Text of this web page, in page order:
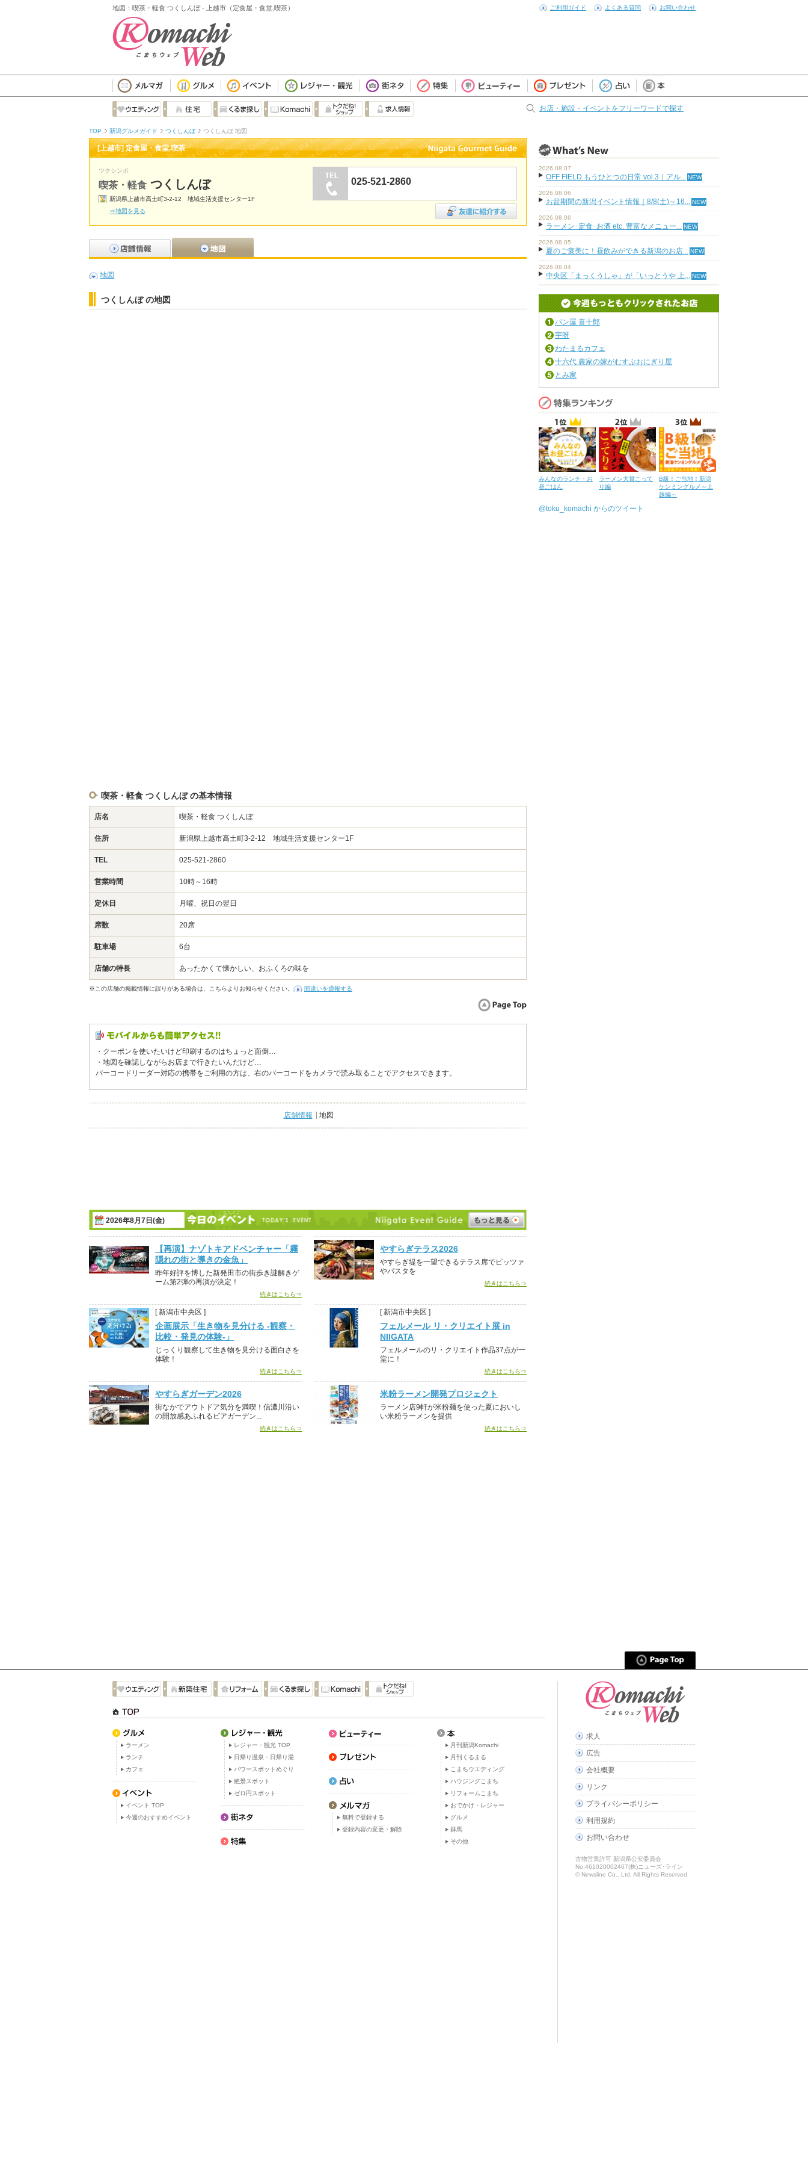
地図：喫茶・軽食 つくしんぼ - 上越市（定食屋・食堂,喫茶） ご利用ガイド よくある質問 お問い合わせ
お店・施設・イベントをフリーワードで探す
TOP 新潟グルメガイド つくしんぼ つくしんぼ 地図
[上越市] 定食屋・食堂,喫茶
ツクシンボ
喫茶・軽食 つくしんぼ
新潟県上越市高土町3-2-12 地域生活支援センター1F
⇒地図を見る
025-521-2860
地図
つくしんぼ の地図
喫茶・軽食 つくしんぼ の基本情報
店名 喫茶・軽食 つくしんぼ
住所 新潟県上越市高土町3-2-12 地域生活支援センター1F
TEL 025-521-2860
営業時間 10時～16時
定休日 月曜、祝日の翌日
席数 20席
駐車場 6台
店舗の特長 あったかくて懐かしい、おふくろの味を
※この店舗の掲載情報に誤りがある場合は、こちらよりお知らせください。 間違いを通報する
・クーポンを使いたいけど印刷するのはちょっと面倒…
・地図を確認しながらお店まで行きたいんだけど…
バーコードリーダー対応の携帯をご利用の方は、右のバーコードをカメラで読み取ることでアクセスできます。
店舗情報 地図
2026年8月7日(金)
【再演】ナゾトキアドベンチャー「霧
隠れの街と導きの金魚」
昨年好評を博した新発田市の街歩き謎解きゲ
ーム第2弾の再演が決定！
続きはこちら⇒
やすらぎテラス2026
やすらぎ堤を一望できるテラス席でピッツァ
やパスタを
続きはこちら⇒
[ 新潟市中央区 ]
企画展示「生き物を見分ける -観察・
比較・発見の体験-」
じっくり観察して生き物を見分ける面白さを
体験！
続きはこちら⇒
[ 新潟市中央区 ]
フェルメール リ・クリエイト展 in
NIIGATA
フェルメールのリ・クリエイト作品37点が一
堂に！
続きはこちら⇒
やすらぎガーデン2026
街なかでアウトドア気分を満喫！信濃川沿い
の開放感あふれるビアガーデン...
続きはこちら⇒
米粉ラーメン開発プロジェクト
ラーメン店9軒が米粉麺を使った夏においし
い米粉ラーメンを提供
続きはこちら⇒
2026.08.07
OFF FIELD もうひとつの日常 vol.3｜アル...
2026.08.06
お盆期間の新潟イベント情報｜8/8(土)～16...
2026.08.06
ラーメン･定食･お酒 etc. 豊富なメニュー...
2026.08.05
夏のご褒美に！昼飲みができる新潟のお店...
2026.08.04
中央区「まっくうしゃ」が「いっとうや 上...
パン屋 喜十郎
宇呀
わたまるカフェ
十六代 農家の嫁がむすぶおにぎり屋
とみ家
みんなのランチ・お
昼ごはん
ラーメン大賞こって
り編
B級！ご当地！新潟
ケンミングルメ～上
越編～
@toku_komachi からのツイート
ラーメン
ランチ
カフェ
イベント TOP
今週のおすすめイベント
レジャー・観光 TOP
日帰り温泉・日帰り湯
パワースポットめぐり
絶景スポット
ゼロ円スポット
無料で登録する
登録内容の変更・解除
月刊新潟Komachi
月刊くるまる
こまちウエディング
ハウジングこまち
リフォームこまち
おでかけ・レジャー
グルメ
群馬
その他
求人
広告
会社概要
リンク
プライバシーポリシー
利用規約
お問い合わせ
古物営業許可 新潟県公安委員会
No.461020002467(株)ニューズ･ライン
© Newsline Co., Ltd. All Rights Reserved.